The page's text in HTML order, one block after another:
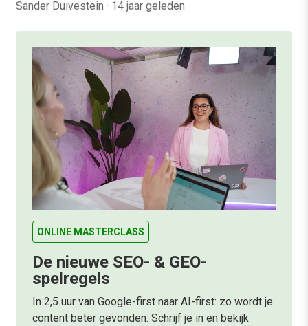
Sander Duivestein · 14 jaar geleden
ONLINE MASTERCLASS
De nieuwe SEO- & GEO-
spelregels
In 2,5 uur van Google-first naar AI-first: zo wordt je
content beter gevonden. Schrijf je in en bekijk